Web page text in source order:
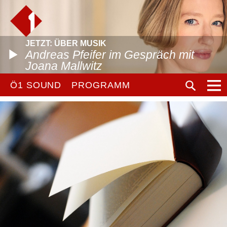
JETZT: ÜBER MUSIK
Andreas Pfeifer im Gespräch mit
Joana Mallwitz
Ö1 SOUND PROGRAMM